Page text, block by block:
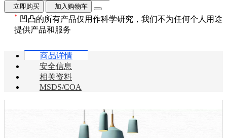
立即购买
加入购物车
* 凹凸的所有产品仅用作科学研究，我们不为任何个人用途
提供产品和服务
商品详情
安全信息
相关资料
MSDS/COA